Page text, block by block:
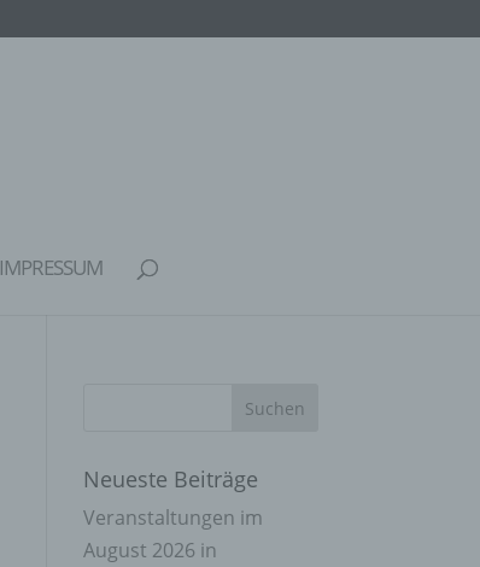
IMPRESSUM
Neueste Beiträge
Veranstaltungen im
August 2026 in